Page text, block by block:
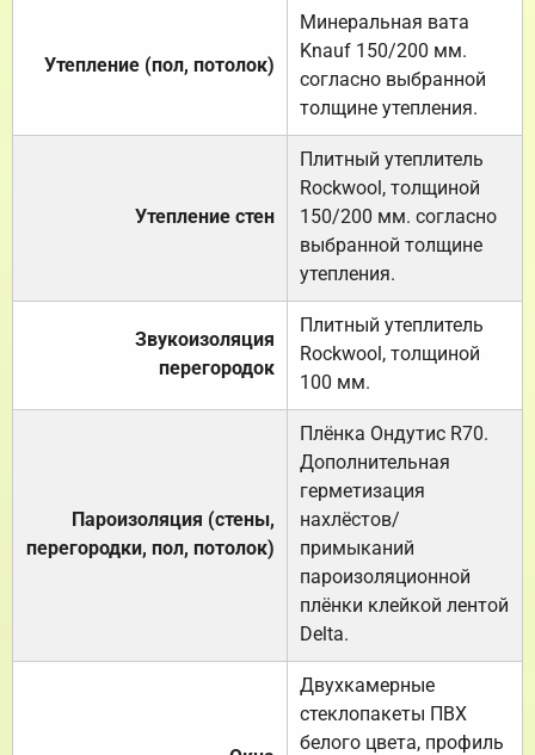
Утепление (пол, потолок)
Минеральная вата
Knauf 150/200 мм.
согласно выбранной
толщине утепления.
Утепление стен
Плитный утеплитель
Rockwool, толщиной
150/200 мм. согласно
выбранной толщине
утепления.
Звукоизоляция
перегородок
Плитный утеплитель
Rockwool, толщиной
100 мм.
Пароизоляция (стены,
перегородки, пол, потолок)
Плёнка Ондутис R70.
Дополнительная
герметизация
нахлёстов/
примыканий
пароизоляционной
плёнки клейкой лентой
Delta.
Двухкамерные
стеклопакеты ПВХ
белого цвета, профиль